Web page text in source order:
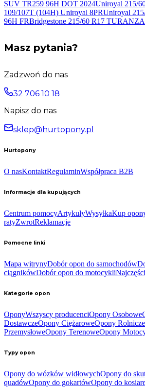
SUV TR259 96H DOT 2024Uniroyal 215/
109/107T (104H) Uniroyal 8PRUniroyal
96H FRBridgestone 215/60 R17
Masz pytania?
Zadzwoń do nas
32 706 10 18
Napisz do nas
sklep@hurtopony.pl
Hurtopony
O nasKontaktRegulaminWspółpraca B2B
Informacje dla kupujących
Centrum pomocyArtykułyWysyłkaKup
ratyZwrotReklamacje
Pomocne linki
Mapa witrynyDobór opon do samochodów
ciągnikówDobór opon do motocykli
Kategorie opon
OponyWszyscy producenciOpony Osobowe
DostawczeOpony CiężaroweOpony Rolnicze
PrzemysłoweOpony TerenoweOpony
Typy opon
Opony do wózków widłowychOpony do
quadówOpony do gokartówOpony do